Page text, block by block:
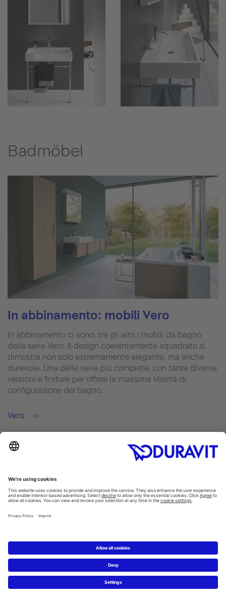
Badmöbel
In abbinamento: mobili Vero
In abbinamento ci sono, tra gli altri,i mobili da bagno
della serie Vero. Il design coerentemente squadrato si
dimostra non solo estremamente elegante, ma anche
durevole. Una delle serie più complete, con tante diverse
versioni e finiture per offrire la massima libertà di
configurazione del bagno.
Vero
Un bagno è completo solo se è dotato di tutti i pratici
accessori idonei a qualsiasi uso. Portasciugamani,
offre diversi accessori bagno universali.
Accessori